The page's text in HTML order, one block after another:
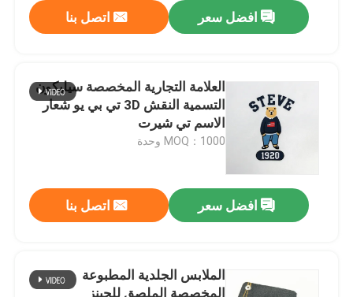
افضل سعر اتصل بنا
العلامة التجارية المخصصة سيليكون
التسمية النقش 3D تي بي يو شعار
الاسم تي شيرت
MOQ：1000 وحدة
افضل سعر اتصل بنا
الملابس الجلدية المطبوعة
المخصصة الملصق للجينز